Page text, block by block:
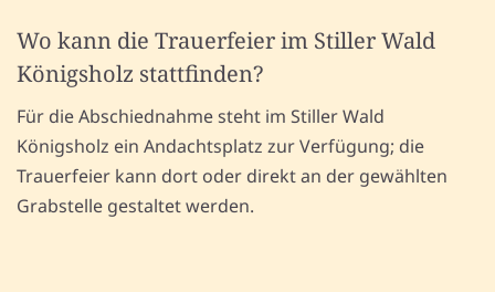
Wo kann die Trauerfeier im Stiller Wald
Königsholz stattfinden?
Für die Abschiednahme steht im Stiller Wald
Königsholz ein Andachtsplatz zur Verfügung; die
Trauerfeier kann dort oder direkt an der gewählten
Grabstelle gestaltet werden.